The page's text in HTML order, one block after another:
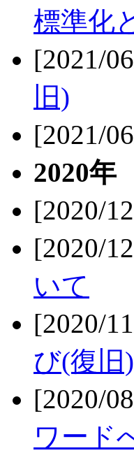
標準化
[2021/
旧)
[2021/
2020年
[2020/
[2020/
いて
[2020/
び(復旧)
[2020/
ワード